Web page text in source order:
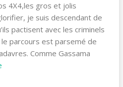
4X4,les gros et jolis
je suis descendant de
pactisent avec les criminels
parcours est parsemé de
Comme Gassama